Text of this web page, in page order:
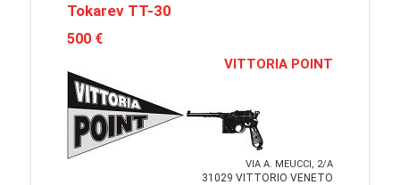
Tokarev TT-30
500 €
VITTORIA POINT
VIA A. MEUCCI, 2/A
31029 VITTORIO VENETO